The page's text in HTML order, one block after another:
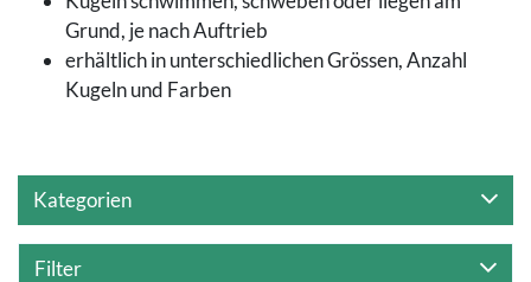
Grund, je nach Auftrieb
erhältlich in unterschiedlichen Grössen, Anzahl
Kugeln und Farben
Kategorien
Filter